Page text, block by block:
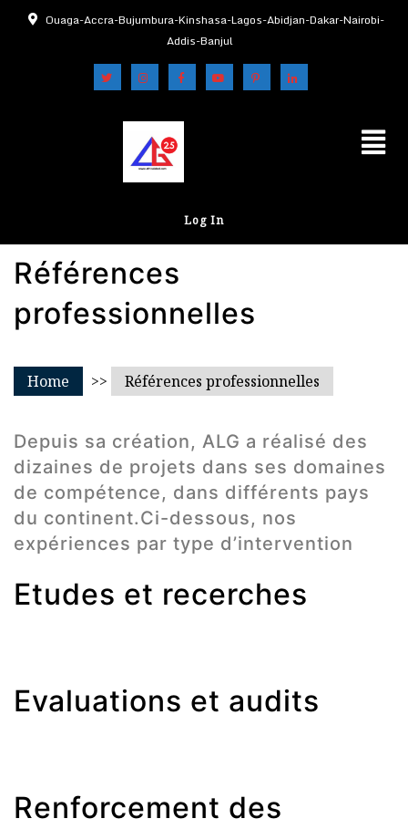
Ouaga-Accra-Bujumbura-Kinshasa-Lagos-Abidjan-Dakar-Nairobi-
Addis-Banjul
Log In
Références
professionnelles
Home >> Références professionnelles
Depuis sa création, ALG a réalisé des
dizaines de projets dans ses domaines
de compétence, dans différents pays
du continent.Ci-dessous, nos
expériences par type d’intervention
Etudes et recerches
Evaluations et audits
Renforcement des